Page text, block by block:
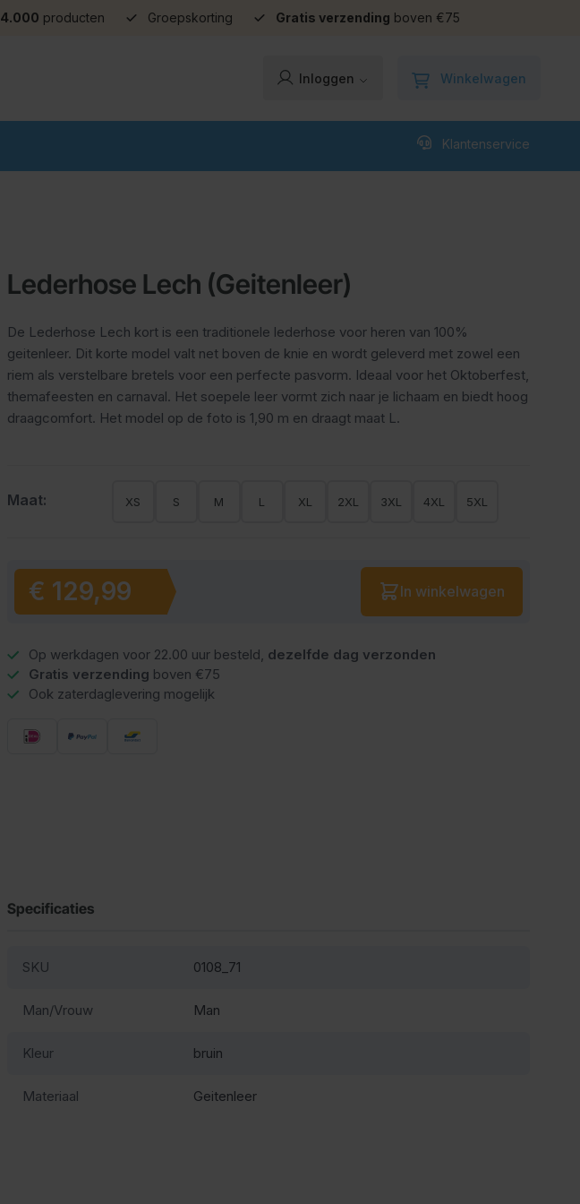
4.000 producten Groepskorting Gratis verzending boven €75
Inloggen Winkelwagen
Klantenservice
Lederhose Lech (Geitenleer)
De Lederhose Lech kort is een traditionele lederhose voor heren van 100%
geitenleer. Dit korte model valt net boven de knie en wordt geleverd met zowel een
riem als verstelbare bretels voor een perfecte pasvorm. Ideaal voor het Oktoberfest,
themafeesten en carnaval. Het soepele leer vormt zich naar je lichaam en biedt hoog
draagcomfort. Het model op de foto is 1,90 m en draagt maat L.
Maat: XS S M L XL 2XL 3XL 4XL 5XL
Vanaf:
€ 129,99
Aantal
In winkelwagen
Op werkdagen voor 22.00 uur besteld, dezelfde dag verzonden
Gratis verzending boven €75
Ook zaterdaglevering mogelijk
Specificaties
SKU 0108_71
Man/Vrouw Man
Kleur bruin
Materiaal Geitenleer